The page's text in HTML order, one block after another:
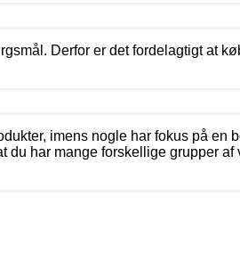
Derfor er det fordelagtigt at
imens nogle har fokus på en
du har mange forskellige grupper af